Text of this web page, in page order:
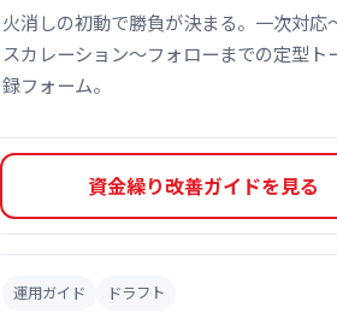
火消しの初動で勝負が決まる。一次対応
スカレーション〜フォローまでの定型ト
録フォーム。
資金繰り改善ガイドを見る
運用ガイド ドラフト